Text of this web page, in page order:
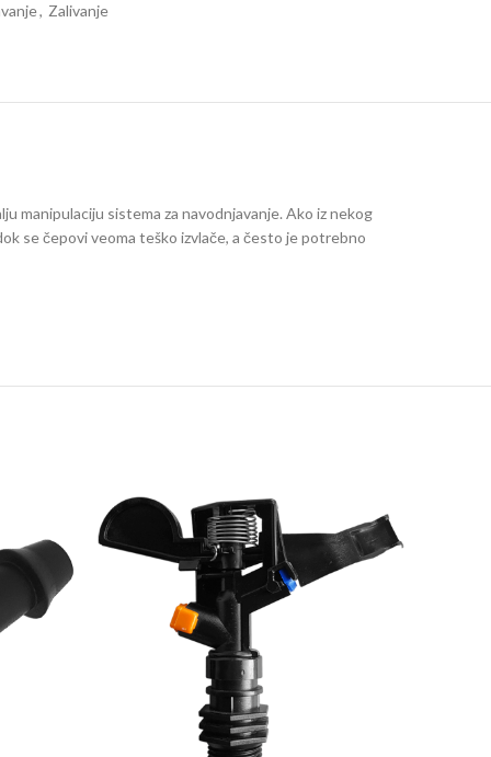
, Zalivanje
manipulaciju sistema za navodnjavanje. Ako iz nekog
se čepovi veoma teško izvlače, a često je potrebno